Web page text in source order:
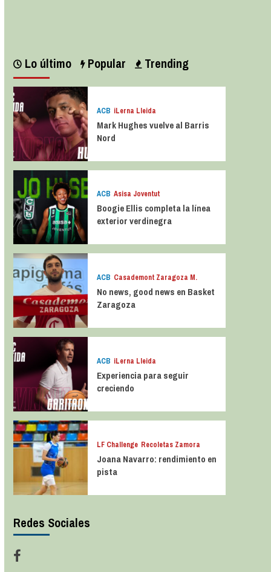
Lo último Popular Trending
ACB iLerna Lleida
Mark Hughes vuelve al Barris
Nord
ACB Asisa Joventut
Boogie Ellis completa la línea
exterior verdinegra
ACB Casademont Zaragoza M.
No news, good news en Basket
Zaragoza
ACB iLerna Lleida
Experiencia para seguir
creciendo
LF Challenge Recoletas Zamora
Joana Navarro: rendimiento en
pista
Redes Sociales